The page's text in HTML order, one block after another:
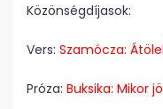
Közönségdíjasok:
Vers: Szamócza:
Próza: Buksika: Mikor